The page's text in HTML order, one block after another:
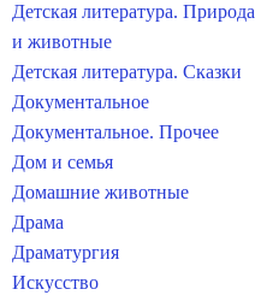
Детская литература. Природа
и животные
Детская литература. Сказки
Документальное
Документальное. Прочее
Дом и семья
Домашние животные
Драма
Драматургия
Искусство